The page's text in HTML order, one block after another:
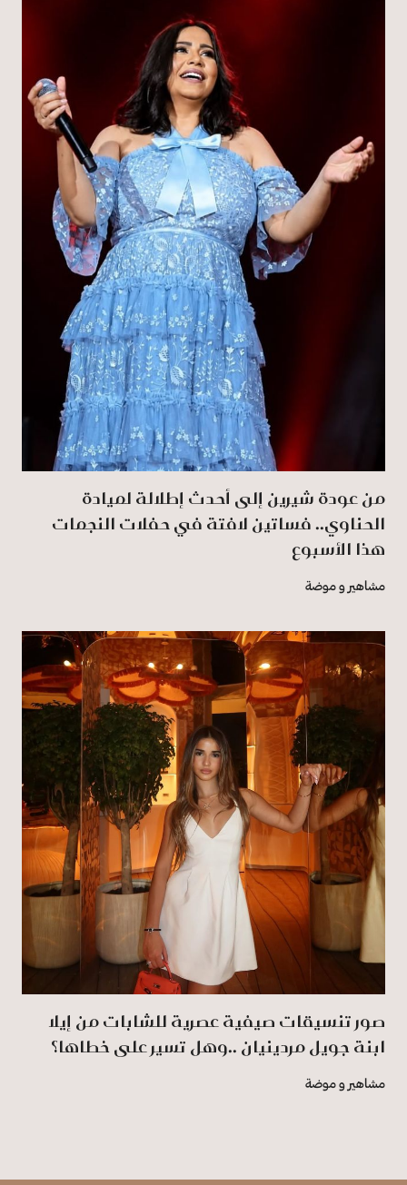
من عودة شيرين إلى أحدث إطلالة لميادة
الحناوي.. فساتين لافتة في حفلات النجمات
هذا الأسبوع
مشاهير و موضة
صور تنسيقات صيفية عصرية للشابات من إيلا
ابنة جويل مردينيان ..وهل تسير على خطاها؟
مشاهير و موضة